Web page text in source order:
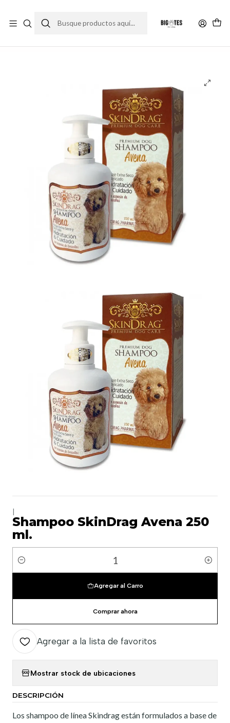
Shampoo SkinDrag Avena 250
ml.
Cantidad
Agregar al Carro
Comprar ahora
Agregar a la lista de favoritos
Mostrar stock de ubicaciones
DESCRIPCIÓN
Los shampoo de línea Skindrag están formulados a base de